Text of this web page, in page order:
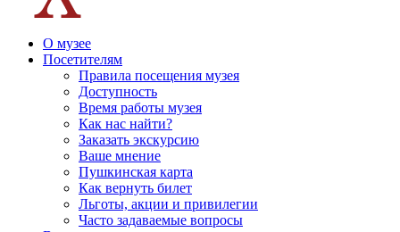
О музее
Посетителям
Правила посещения музея
Доступность
Время работы музея
Как нас найти?
Заказать экскурсию
Ваше мнение
Пушкинская карта
Как вернуть билет
Льготы, акции и привилегии
Часто задаваемые вопросы